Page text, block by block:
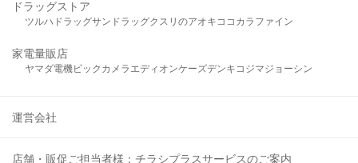
ドラッグストア
ツルハドラッグサンドラッグクスリのアオキ ココカラファイン
家電量販店
ヤマダ電機ビックカメラ エディオンケーズデンキ コジマジョーシン
運営会社
店舗・販促ご担当者様：チラシプラスサービスのご案内